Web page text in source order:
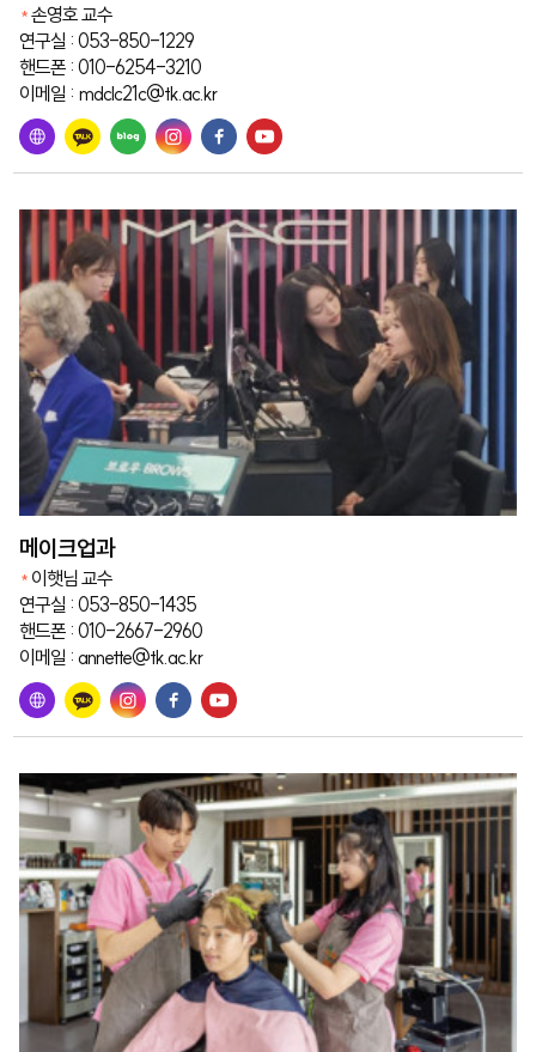
손영호 교수
연구실 : 053-850-1229
핸드폰 : 010-6254-3210
이메일 : mdclc21c@tk.ac.kr
메이크업과
이햇님 교수
연구실 : 053-850-1435
핸드폰 : 010-2667-2960
이메일 : annette@tk.ac.kr